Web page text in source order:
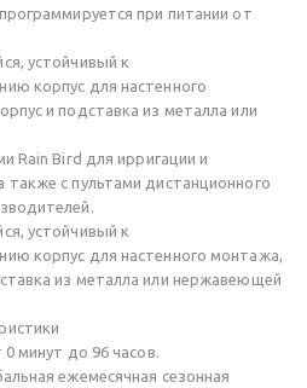
при питании от
устойчивый к
корпус для настенного
и подставка из металла или
Rain Bird для ирригации и
с пультами дистанционного
устойчивый к
корпус для настенного монтажа,
из металла или нержавеющей
минут до 96 часов.
ежемесячная сезонная